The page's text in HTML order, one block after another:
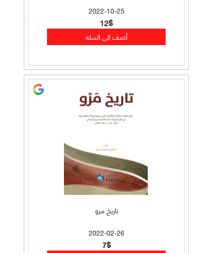
2022-10-25
12$
تاريخ مرو
2022-02-26
7$